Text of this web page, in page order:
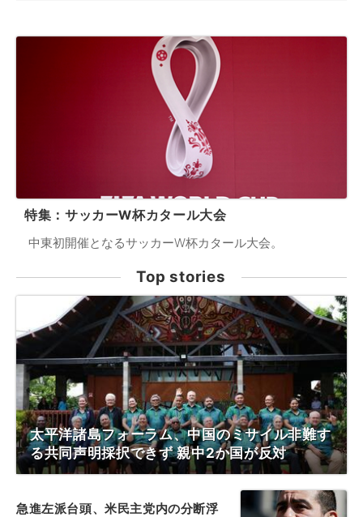
特集：サッカーW杯カタール大会
中東初開催となるサッカーW杯カタール大会。
Top stories
太平洋諸島フォーラム、中国のミサイル非難す
る共同声明採択できず 親中2か国が反対
急進左派台頭、米民主党内の分断浮